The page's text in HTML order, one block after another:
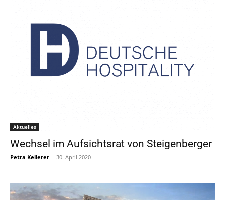
Aktuelles
Wechsel im Aufsichtsrat von Steigenberger
Petra Kellerer - 30. April 2020